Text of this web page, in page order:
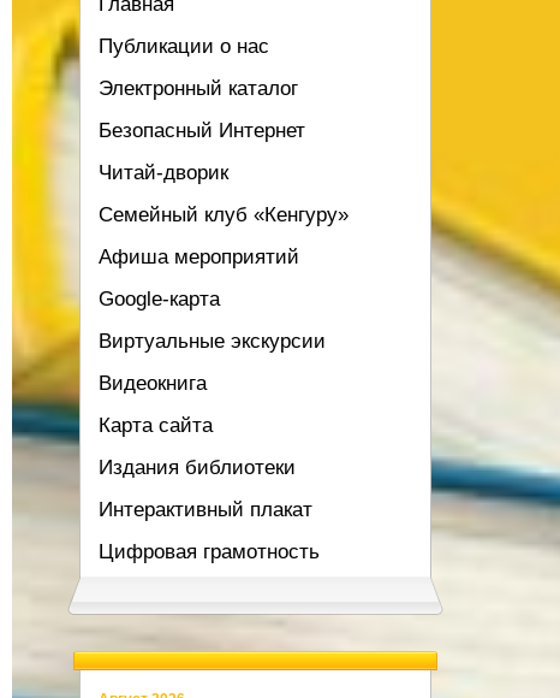
Публикации о нас
Электронный каталог
Безопасный Интернет
Читай-дворик
Семейный клуб «Кенгуру»
Афиша мероприятий
Google-карта
Виртуальные экскурсии
Видеокнига
Карта сайта
Издания библиотеки
Интерактивный плакат
Цифровая грамотность